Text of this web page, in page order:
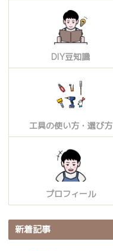
DIY豆知識
工具の使い方・選び方
プロフィール
新着記事